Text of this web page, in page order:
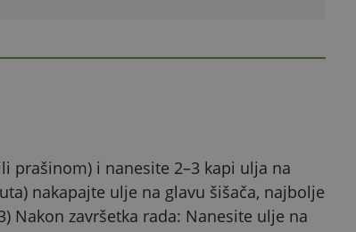
prašinom) i nanesite 2–3 kapi ulja na
nakapajte ulje na glavu šišača, najbolje
Nakon završetka rada: Nanesite ulje na